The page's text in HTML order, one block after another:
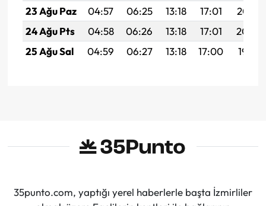
23 Ağu Paz
04:57 06:25 13:18 17:01
20:02
24 Ağu Pts
04:58 06:26 13:18 17:01
20:00
25 Ağu Sal
04:59 06:27 13:18 17:00 19:59
35punto.com, yaptığı yerel haberlerle başta İzmirliler